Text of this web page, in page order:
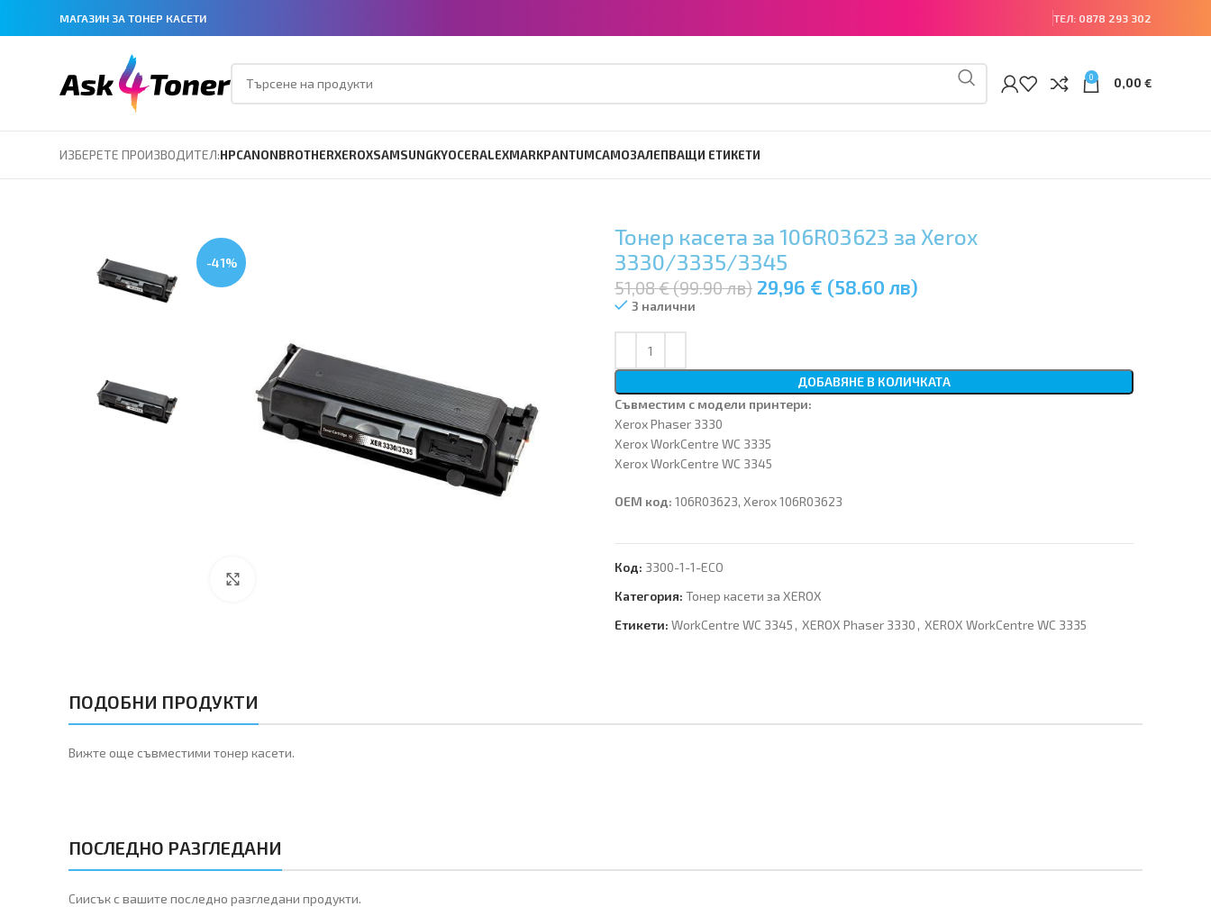
МАГАЗИН ЗА ТОНЕР КАСЕТИ ТЕЛ: 0878 293 302
0 0,00 €
ИЗБЕРЕТЕ ПРОИЗВОДИТЕЛ:HPCANONBROTHERXEROXSAMSUNGKYOCERALEXMARKPANTUMСАМОЗАЛЕПВАЩИ ЕТИКЕТИ
-41%
Тонер касета за 106R03623 за Xerox
3330/3335/3345
51,08 € (99.90 лв) 29,96 € (58.60 лв)
3 налични
ДОБАВЯНЕ В КОЛИЧКАТА
Съвместим с модeли принтери:
Xerox Phaser 3330
Xerox WorkCentre WC 3335
Xerox WorkCentre WC 3345
OEM код: 106R03623, Xerox 106R03623
Код: 3300-1-1-ECO
Категория: Тонер касети за XEROX
Етикети: WorkCentre WC 3345 , XEROX Phaser 3330 , XEROX WorkCentre WC 3335
ПОДОБНИ ПРОДУКТИ
Вижте още съвместими тонер касети.
ПОСЛЕДНО РАЗГЛЕДАНИ
Сиисък с вашите последно разгледани продукти.